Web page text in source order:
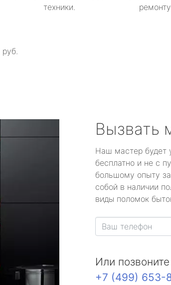
техники.
Вызвать
Наш мастер будет
бесплатно и не с
большому опыту
собой в наличии
виды поломок
Или
+7 (499) 653-